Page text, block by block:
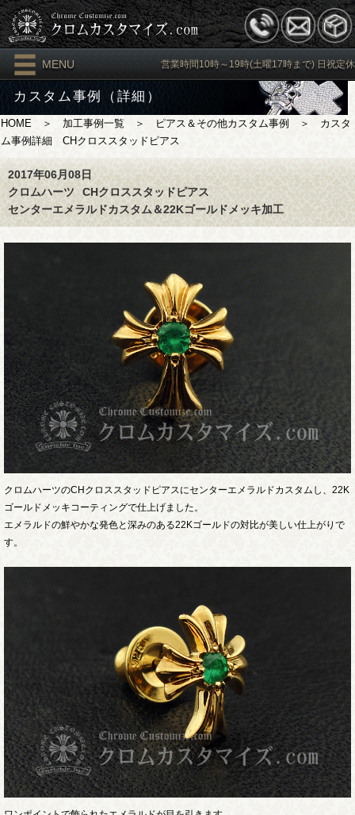
MENU 営業時間10時～19時(土曜17時まで) 日祝定休
カスタム事例（詳細）
HOME ＞ 加工事例一覧 ＞ ピアス＆その他カスタム事例
＞ カスタ
ム事例詳細 CHクロススタッドピアス
2017年06月08日
クロムハーツ
CHクロススタッドピアス
センターエメラルドカスタム＆22Kゴールドメッキ加工
クロムハーツのCHクロススタッドピアスにセンターエメラルドカスタムし、22K
ゴールドメッキコーティングで仕上げました。
エメラルドの鮮やかな発色と深みのある22Kゴールドの対比が美しい仕上がりで
す。